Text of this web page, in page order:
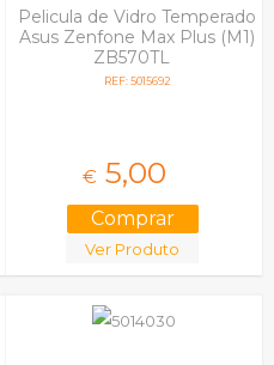
Pelicula de Vidro Temperado
Asus Zenfone Max Plus (M1)
ZB570TL
REF: 5015692
€ 5,00
Ver Produto